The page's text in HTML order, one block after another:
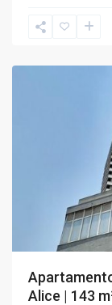
Alice | 143